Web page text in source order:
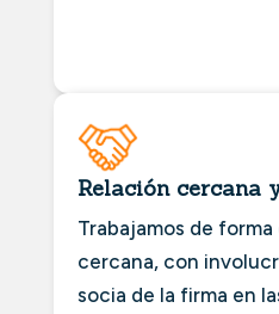
Relación cercana
Trabajamos de
cercana, con
socia de la firma en